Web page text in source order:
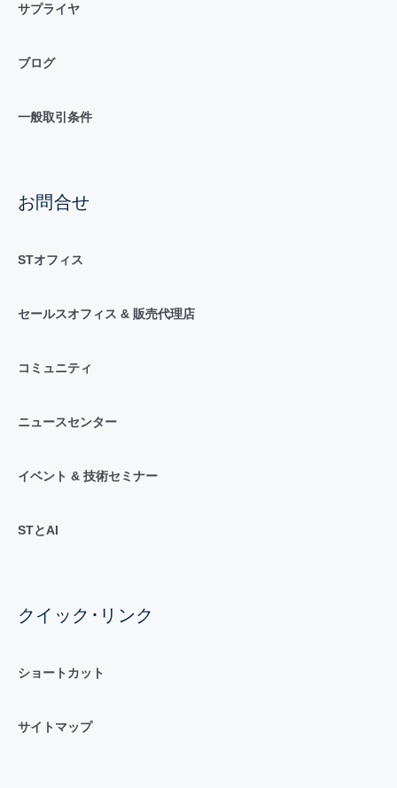
サプライヤ
ブログ
一般取引条件
お問合せ
STオフィス
セールスオフィス & 販売代理店
コミュニティ
ニュースセンター
イベント & 技術セミナー
STとAI
クイック･リンク
ショートカット
サイトマップ